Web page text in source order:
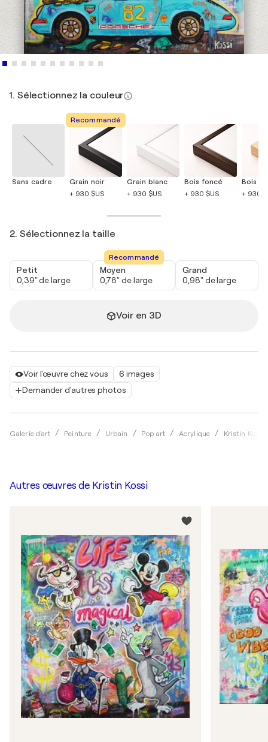
Voir l'œuvre chez vous
6 images
Demander d'autres photos
Galerie d'art Peinture Urbain Pop art Acrylique Kristin Kossi
1. Sélectionnez la couleur
Sans cadre
Recommandé
Grain noir
+ 930 $US
Grain blanc
+ 930 $US
Bois foncé
+ 930 $US
Bois
+ 930
2. Sélectionnez la taille
Petit
0,39" de large
Recommandé
Moyen
0,78" de large
Grand
0,98" de large
Voir en 3D
Autres œuvres de Kristin Kossi